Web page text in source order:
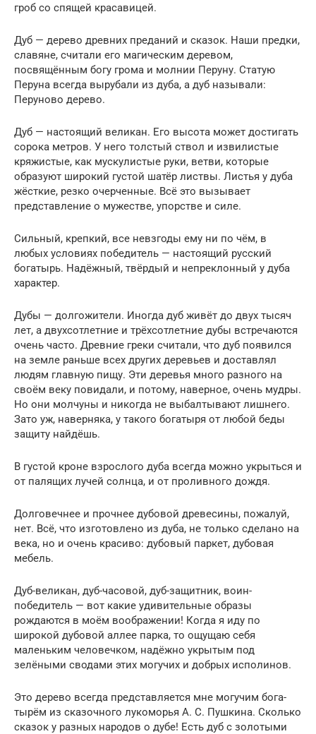
гроб со спящей красавицей.
Дуб — дерево древних преданий и сказок. Наши предки,
славяне, считали его магическим деревом,
посвящённым богу грома и молнии Перуну. Статую
Перуна всегда вырубали из дуба, а дуб называли:
Перуново дерево.
Дуб — настоящий великан. Его высота может достигать
сорока метров. У него толстый ствол и извилистые
кряжистые, как мускулистые руки, ветви, которые
образуют широкий густой шатёр листвы. Листья у дуба
жёсткие, резко очерченные. Всё это вызывает
представление о мужестве, упорстве и силе.
Сильный, крепкий, все невзгоды ему ни по чём, в
любых условиях победитель — настоящий русский
богатырь. Надёжный, твёрдый и непреклонный у дуба
характер.
Дубы — долгожители. Иногда дуб живёт до двух тысяч
лет, а двухсотлетние и трёхсотлетние дубы встречаются
очень часто. Древние греки считали, что дуб появился
на земле раньше всех других деревьев и доставлял
людям главную пищу. Эти деревья много разного на
своём веку повидали, и потому, наверное, очень мудры.
Но они молчуны и никогда не выбалтывают лишнего.
Зато уж, наверняка, у такого богатыря от любой беды
защиту найдёшь.
В густой кроне взрослого дуба всегда можно укрыться и
от палящих лучей солнца, и от проливного дождя.
Долговечнее и прочнее дубовой древесины, пожалуй,
нет. Всё, что изготовлено из дуба, не только сделано на
века, но и очень красиво: дубовый паркет, дубовая
мебель.
Дуб-великан, дуб-часовой, дуб-защитник, воин-
победитель — вот какие удивительные образы
рождаются в моём воображении! Когда я иду по
широкой дубовой аллее парка, то ощущаю себя
маленьким человечком, надёжно укрытым под
зелёными сводами этих могучих и добрых исполинов.
Это дерево всегда представляется мне могучим бога­
тырём из сказочного лукоморья А. С. Пушкина. Сколько
сказок у разных народов о дубе! Есть дуб с золотыми